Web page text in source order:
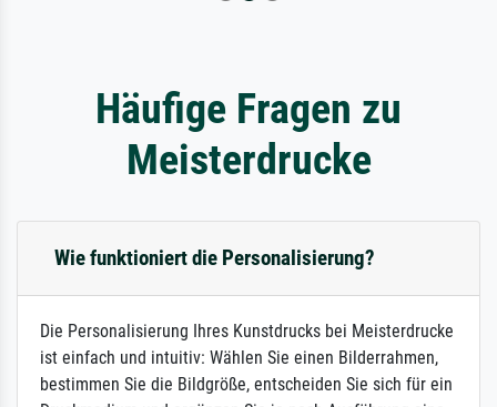
Häufige Fragen zu
Meisterdrucke
Wie funktioniert die Personalisierung?
Die Personalisierung Ihres Kunstdrucks bei Meisterdrucke
ist einfach und intuitiv: Wählen Sie einen Bilderrahmen,
bestimmen Sie die Bildgröße, entscheiden Sie sich für ein